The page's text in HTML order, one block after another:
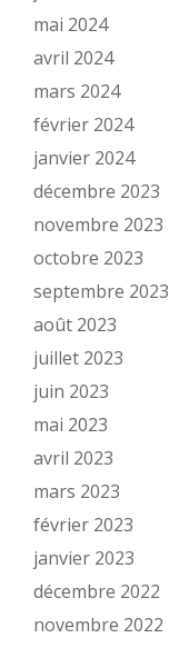
mai 2024
avril 2024
mars 2024
février 2024
janvier 2024
décembre 2023
novembre 2023
octobre 2023
septembre 2023
août 2023
juillet 2023
juin 2023
mai 2023
avril 2023
mars 2023
février 2023
janvier 2023
décembre 2022
novembre 2022